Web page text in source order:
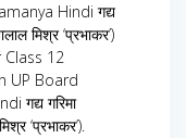
Hindi गद्य
मिश्र ‘प्रभाकर’)
12
UP Board
गद्य गरिमा
‘प्रभाकर’).